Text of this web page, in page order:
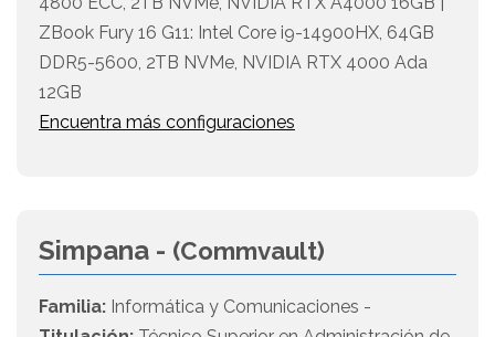
ZBook Fury 16 G11: Intel Core i9-14900HX, 64GB
DDR5-5600, 2TB NVMe, NVIDIA RTX 4000 Ada
12GB
Encuentra más configuraciones
Simpana - (Commvault)
Familia: Informática y Comunicaciones -